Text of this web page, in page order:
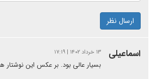
ارسال نظر
اسماعیلی ۱۳ خرداد ۱۴۰۲ | ۱۷:۱۹
بسیار عالی بود. بر عکس این نوشتار